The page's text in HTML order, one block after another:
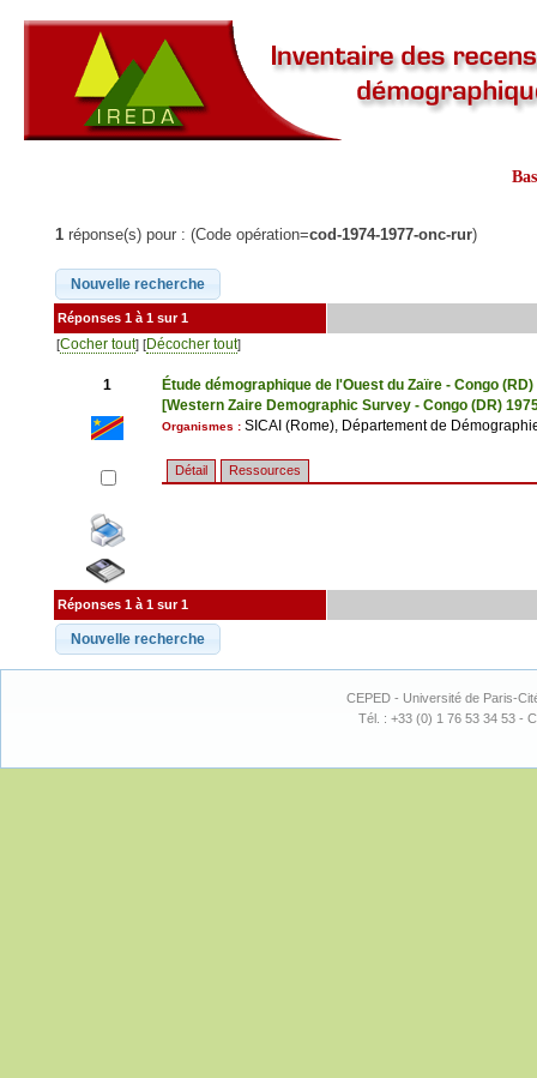
1 réponse(s) pour : (Code opération=cod-1974-1977-onc-rur)
Réponses 1 à 1 sur 1
[Cocher tout] [Décocher tout]
1
Étude démographique de l'Ouest du Zaïre - Congo
[Western Zaire Demographic Survey - Congo (DR)
Organismes : SICAI (Rome), Département de
Détail Ressources
Réponses 1 à 1 sur 1
CEPED - Université de Paris-
Tél. : +33 (0) 1 76 53 34 53 -